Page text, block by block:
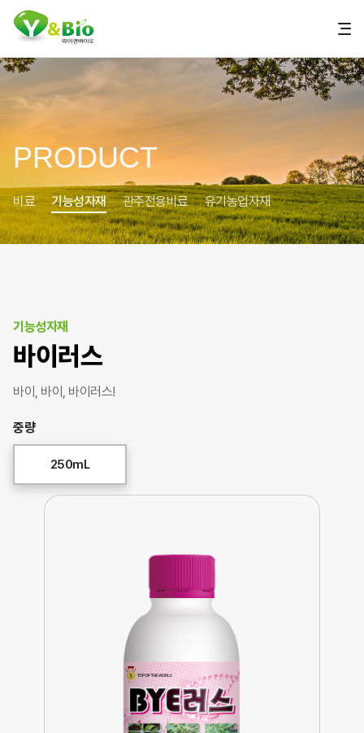
PRODUCT
비료 기능성자재 관주전용비료 유기농업자재
기능성자재
바이러스
바이, 바이, 바이러스!
중량
250mL